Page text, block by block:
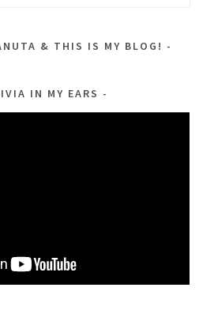
& THIS IS MY BLOG!
IN MY EARS